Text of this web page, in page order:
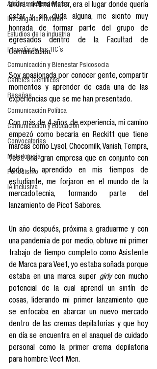
Análisis de tendencias
Investigador Invitado
Estudios de la industria
Filosofía de las TIC´s
Comunicación y Bienestar Psicosocia
Carteles Científicos
Reseñas
Comunicación Política
Comunicación y Educación
Convocatorias
Metodología
Periodismo
IA Inclusiva
ahora mi Alma Mater, era el lugar donde quería
estar y sin duda alguna, me siento muy
honrada de formar parte del grupo de
egresados dentro de la Facultad de
Comunicación.
Soy apasionada por conocer gente, compartir
momentos y aprender de cada una de las
experiencias que se me han presentado.
Con más de 4 años de experiencia, mi camino
empezó como becaria en Reckitt que tiene
marcas como Lysol, Chocomilk, Vanish, Tempra,
Veet. Una gran empresa que en conjunto con
todo lo aprendido en mis tiempos de
estudiante, me forjaron en el mundo de la
mercadotecnia, formando parte del
lanzamiento de Picot Sabores.
Un año después, próxima a graduarme y con
una pandemia de por medio, obtuve mi primer
trabajo de tiempo completo como Asistente
de Marca para Veet, yo estaba soñada porque
estaba en una marca super girly con mucho
potencial de la cual aprendí un sinfín de
cosas, liderando mi primer lanzamiento que
se enfocaba en abarcar un nuevo mercado
dentro de las cremas depilatorias y que hoy
en día se encuentra en el anaquel de cuidado
personal como la primer crema depilatoria
para hombre: Veet Men.